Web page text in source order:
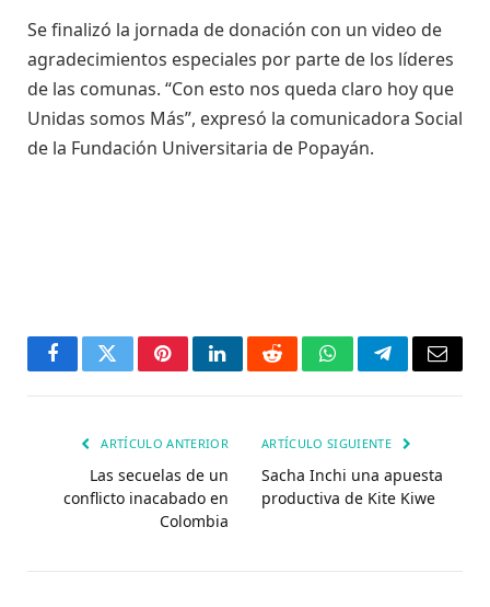
Se finalizó la jornada de donación con un video de
agradecimientos especiales por parte de los líderes
de las comunas. “Con esto nos queda claro hoy que
Unidas somos Más”, expresó la comunicadora Social
de la Fundación Universitaria de Popayán.
FacebookTwitterPinterestLinkedInRedditWhatsAppTelegramaCorreo
ARTÍCULO ANTERIOR
Las secuelas de un
conflicto inacabado en
Colombia
ARTÍCULO SIGUIENTE
Sacha Inchi una apuesta
productiva de Kite Kiwe